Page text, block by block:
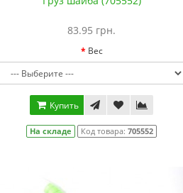
83.95 грн.
Вес
Купить
На складе Код товара:705552